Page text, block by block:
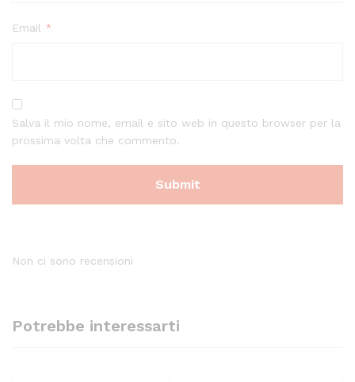
Email *
Salva il mio nome, email e sito web in questo browser per la
prossima volta che commento.
Non ci sono recensioni
Potrebbe interessarti